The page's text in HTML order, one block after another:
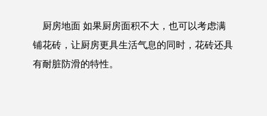
厨房地面 如果厨房面积不大，也可以考虑满
铺花砖，让厨房更具生活气息的同时，花砖还具
有耐脏防滑的特性。